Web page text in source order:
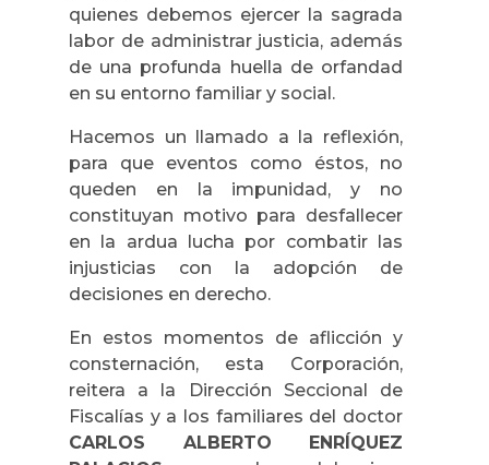
quienes debemos ejercer la sagrada
labor de administrar justicia, además
de una profunda huella de orfandad
en su entorno familiar y social.
Hacemos un llamado a la reflexión,
para que eventos como éstos, no
queden en la impunidad, y no
constituyan motivo para desfallecer
en la ardua lucha por combatir las
injusticias con la adopción de
decisiones en derecho.
En estos momentos de aflicción y
consternación, esta Corporación,
reitera a la Dirección Seccional de
Fiscalías y a los familiares del doctor
CARLOS ALBERTO ENRÍQUEZ